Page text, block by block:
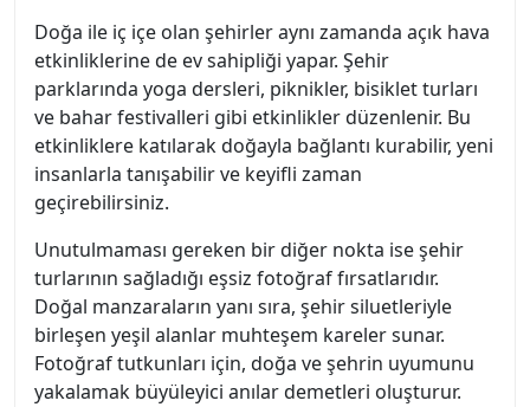
Doğa ile iç içe olan şehirler aynı zamanda açık hava
etkinliklerine de ev sahipliği yapar. Şehir
parklarında yoga dersleri, piknikler, bisiklet turları
ve bahar festivalleri gibi etkinlikler düzenlenir. Bu
etkinliklere katılarak doğayla bağlantı kurabilir, yeni
insanlarla tanışabilir ve keyifli zaman
geçirebilirsiniz.
Unutulmaması gereken bir diğer nokta ise şehir
turlarının sağladığı eşsiz fotoğraf fırsatlarıdır.
Doğal manzaraların yanı sıra, şehir siluetleriyle
birleşen yeşil alanlar muhteşem kareler sunar.
Fotoğraf tutkunları için, doğa ve şehrin uyumunu
yakalamak büyüleyici anılar demetleri oluşturur.